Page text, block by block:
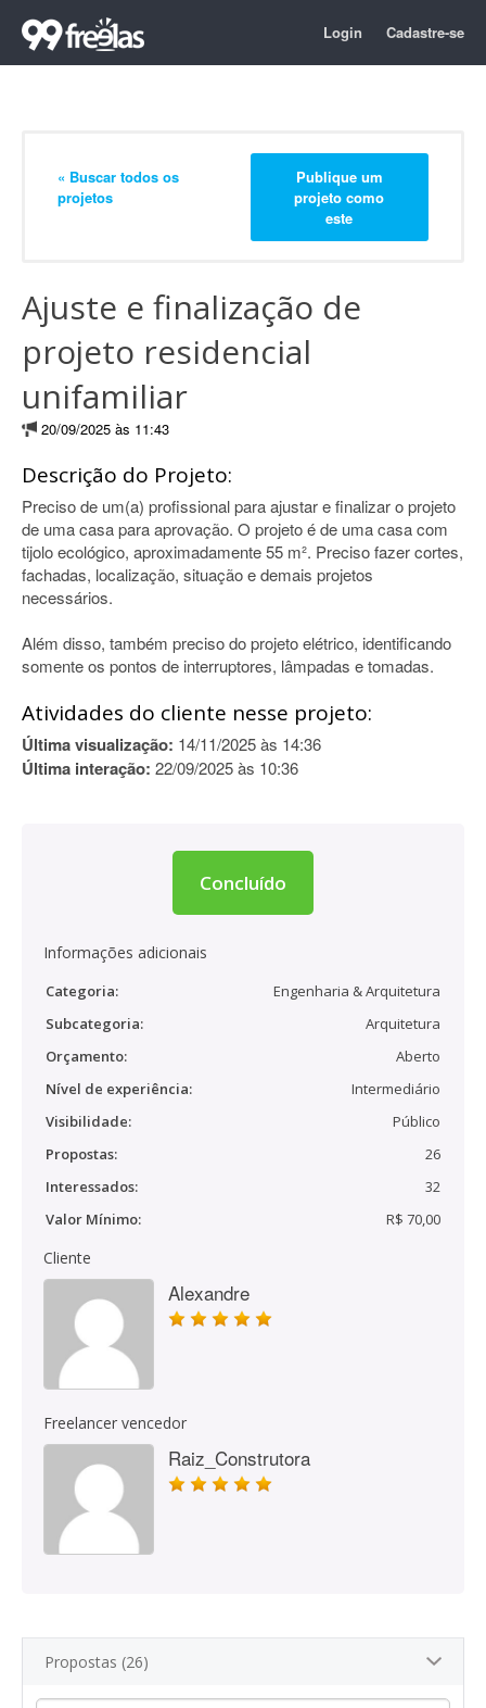
Login Cadastre-se
« Buscar todos os
projetos
Publique um
projeto como
este
Ajuste e finalização de
projeto residencial
unifamiliar
20/09/2025 às 11:43
Descrição do Projeto:
Preciso de um(a) profissional para ajustar e finalizar o projeto
de uma casa para aprovação. O projeto é de uma casa com
tijolo ecológico, aproximadamente 55 m². Preciso fazer cortes,
fachadas, localização, situação e demais projetos
necessários.
Além disso, também preciso do projeto elétrico, identificando
somente os pontos de interruptores, lâmpadas e tomadas.
Atividades do cliente nesse projeto:
Última visualização: 14/11/2025 às 14:36
Última interação: 22/09/2025 às 10:36
Concluído
Informações adicionais
Categoria:
Engenharia & Arquitetura
Subcategoria:
Arquitetura
Orçamento:
Aberto
Nível de experiência:
Intermediário
Visibilidade:
Público
Propostas:
26
Interessados:
32
Valor Mínimo:
R$ 70,00
Cliente
Alexandre
Freelancer vencedor
Raiz_Construtora
Propostas (26)